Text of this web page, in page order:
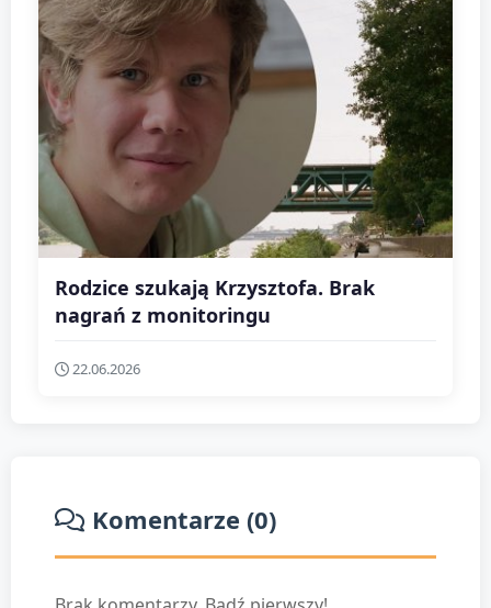
Rodzice szukają Krzysztofa. Brak
nagrań z monitoringu
22.06.2026
Komentarze (0)